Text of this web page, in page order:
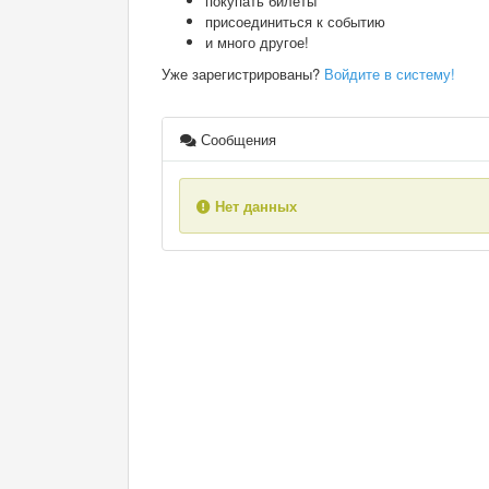
присоединиться к событию
и много другое!
Уже зарегистрированы? Войдите в систему!
Сообщения
Нет данных